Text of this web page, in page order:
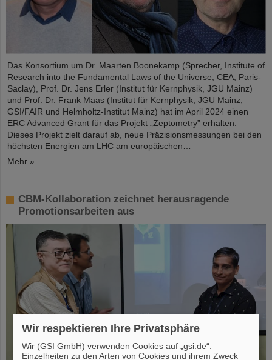
Das Konsortium um Dr. Maarten Boonekamp (Sprecher, Institute of
Research into the Fundamental Laws of the Universe, CEA, Paris-
Saclay), Prof. Dr. Jens Erler (Institut für Kernphysik, JGU Mainz)
und Prof. Dr. Frank Maas (Institut für Kernphysik, JGU Mainz,
GSI/FAIR und Helmholtz-Institut Mainz) hat im April 2024 einen
ERC Advanced Grant für das Projekt „Zeptometry” erhalten.
Dieses Projekt zielt darauf ab, neue Präzisionsmessungen bei den
höchsten Energien am LHC am europäischen…
Mehr »
CBM-Kollaboration zeichnet herausragende
Promotionsarbeiten aus
Wir respektieren Ihre Privatsphäre
Wir (GSI GmbH) verwenden Cookies auf „gsi.de“.
Einzelheiten zu den Arten von Cookies und ihrem Zweck